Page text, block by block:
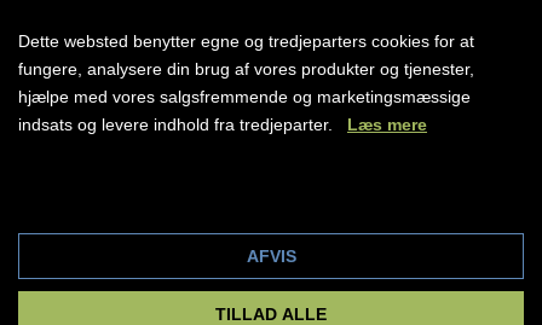
Dette websted benytter egne og tredjeparters cookies for at
fungere, analysere din brug af vores produkter og tjenester,
hjælpe med vores salgsfremmende og marketingsmæssige
indsats og levere indhold fra tredjeparter. Læs mere
AFVIS
TILLAD ALLE